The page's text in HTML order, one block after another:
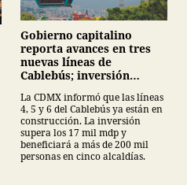
Gobierno capitalino
reporta avances en tres
nuevas líneas de
Cablebús; inversión
La CDMX informó que las líneas
4, 5 y 6 del Cablebús ya están en
construcción. La inversión
supera los 17 mil mdp y
beneficiará a más de 200 mil
personas en cinco alcaldías.